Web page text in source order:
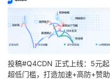
投稿#Q4CDN 正式上线：5元起
超低门槛，打造加速+高防+赞助